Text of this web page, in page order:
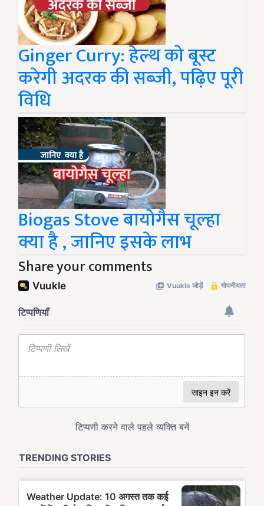
Ginger Curry: हेल्थ को बूस्ट
करेगी अदरक की सब्जी, पढ़िए पूरी
विधि
Biogas Stove बायोगैस चूल्हा
क्या है , जानिए इसके लाभ
Share your comments